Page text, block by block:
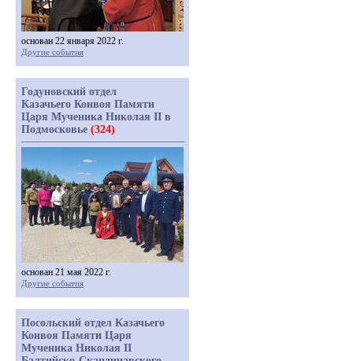
основан 22 января 2022 г.
Другие события
Годуновский отдел
Казачьего Конвоя Памяти
Царя Мученика Николая II в
Подмосковье (324)
основан 21 мая 2022 г.
Другие события
Посольский отдел Казачьего
Конвоя Памяти Царя
Мученика Николая II